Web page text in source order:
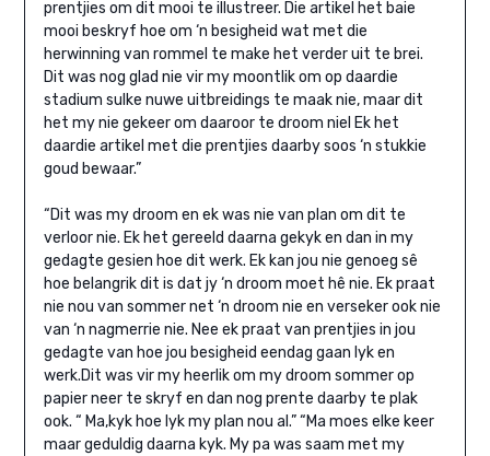
prentjies om dit mooi te illustreer. Die artikel het baie
mooi beskryf hoe om ‘n besigheid wat met die
herwinning van rommel te make het verder uit te brei.
Dit was nog glad nie vir my moontlik om op daardie
stadium sulke nuwe uitbreidings te maak nie, maar dit
het my nie gekeer om daaroor te droom niel Ek het
daardie artikel met die prentjies daarby soos ‘n stukkie
goud bewaar.”
“Dit was my droom en ek was nie van plan om dit te
verloor nie. Ek het gereeld daarna gekyk en dan in my
gedagte gesien hoe dit werk. Ek kan jou nie genoeg sê
hoe belangrik dit is dat jy ‘n droom moet hê nie. Ek praat
nie nou van sommer net ‘n droom nie en verseker ook nie
van ‘n nagmerrie nie. Nee ek praat van prentjies in jou
gedagte van hoe jou besigheid eendag gaan lyk en
werk.Dit was vir my heerlik om my droom sommer op
papier neer te skryf en dan nog prente daarby te plak
ook. “ Ma,kyk hoe lyk my plan nou al.” “Ma moes elke keer
maar geduldig daarna kyk. My pa was saam met my